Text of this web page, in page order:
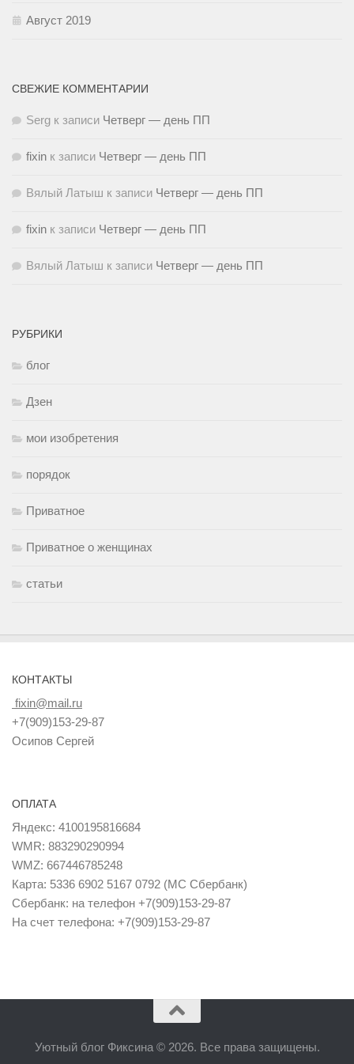
Август 2019
СВЕЖИЕ КОММЕНТАРИИ
Serg к записи Четверг — день ПП
fixin к записи Четверг — день ПП
Вялый Латыш к записи Четверг — день ПП
fixin к записи Четверг — день ПП
Вялый Латыш к записи Четверг — день ПП
РУБРИКИ
блог
Дзен
мои изобретения
порядок
Приватное
Приватное о женщинах
статьи
КОНТАКТЫ
fixin@mail.ru
+7(909)153-29-87
Осипов Сергей
ОПЛАТА
Яндекс: 4100195816684
WMR: 883290290994
WMZ: 667446785248
Карта: 5336 6902 5167 0792 (MC Сбербанк)
Сбербанк: на телефон +7(909)153-29-87
На счет телефона: +7(909)153-29-87
Уютный блог Фиксина © 2026. Все права защищены.